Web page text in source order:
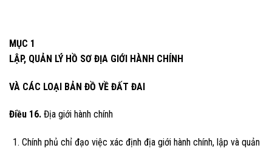
MỤC 1
LẬP, QUẢN LÝ HỒ SƠ ĐỊA GIỚI HÀNH CHÍNH
VÀ CÁC LOẠI BẢN ĐỒ VỀ ĐẤT ĐAI
Điều 16. Địa giới hành chính
Chính phủ chỉ đạo việc xác định địa giới hành chính, lập và quản